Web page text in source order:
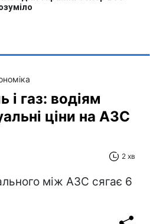
і газ: водіям
ціни на АЗС
2 хв
між АЗС сягає 6